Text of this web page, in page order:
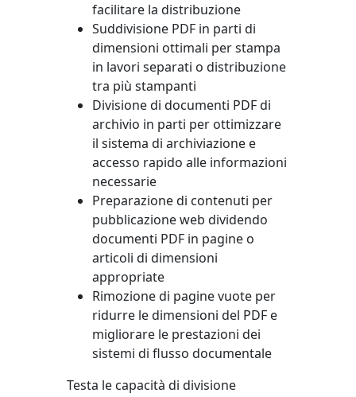
facilitare la distribuzione
Suddivisione PDF in parti di
dimensioni ottimali per stampa
in lavori separati o distribuzione
tra più stampanti
Divisione di documenti PDF di
archivio in parti per ottimizzare
il sistema di archiviazione e
accesso rapido alle informazioni
necessarie
Preparazione di contenuti per
pubblicazione web dividendo
documenti PDF in pagine o
articoli di dimensioni
appropriate
Rimozione di pagine vuote per
ridurre le dimensioni del PDF e
migliorare le prestazioni dei
sistemi di flusso documentale
Testa le capacità di divisione